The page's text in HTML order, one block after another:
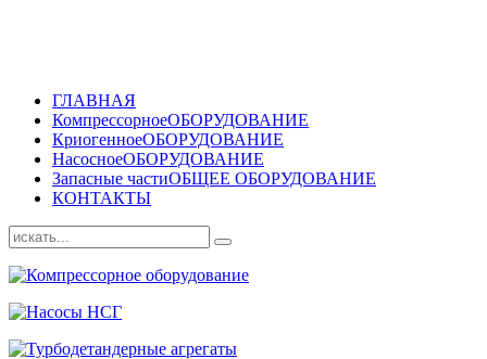
ГЛАВНАЯ
КомпрессорноеОБОРУДОВАНИЕ
КриогенноеОБОРУДОВАНИЕ
НасосноеОБОРУДОВАНИЕ
Запасные частиОБЩЕЕ ОБОРУДОВАНИЕ
КОНТАКТЫ